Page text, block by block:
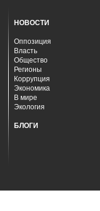
НОВОСТИ
Оппозиция
Власть
Общество
Регионы
Коррупция
Экономика
В мире
Экология
БЛОГИ